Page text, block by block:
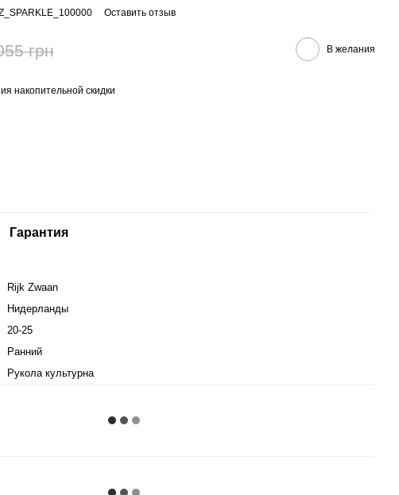
Оставить отзыв
грн В желания
накопительной скидки
Гарантия
Rijk Zwaan
Нидерланды
20-25
Ранний
Рукола культурна